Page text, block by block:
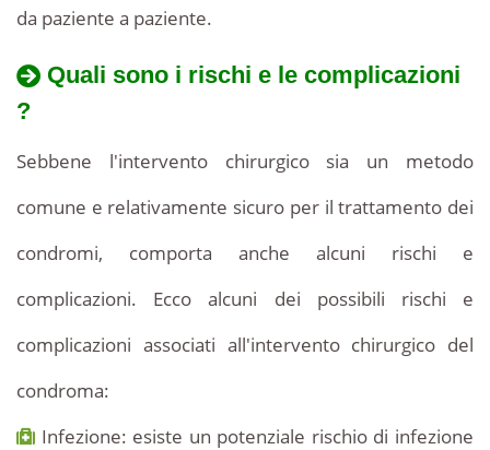
da paziente a paziente.
Quali sono i rischi e le complicazioni
?
Sebbene l'intervento chirurgico sia un metodo
comune e relativamente sicuro per il trattamento dei
condromi, comporta anche alcuni rischi e
complicazioni. Ecco alcuni dei possibili rischi e
complicazioni associati all'intervento chirurgico del
condroma:
Infezione: esiste un potenziale rischio di infezione